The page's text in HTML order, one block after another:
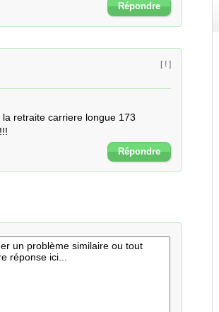
Répondre
[ ! ]
retraite carriere longue 173
Répondre